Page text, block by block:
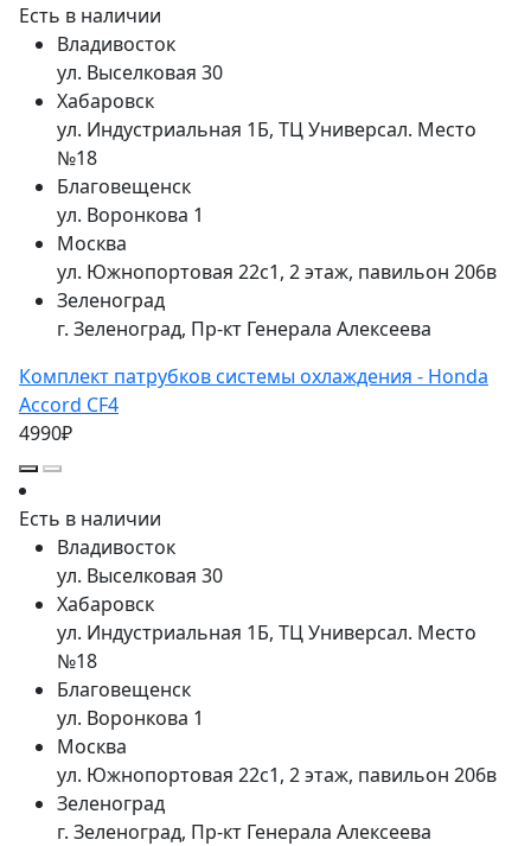
Есть в наличии
Владивосток
ул. Выселковая 30
Хабаровск
ул. Индустриальная 1Б, ТЦ Универсал. Место
№18
Благовещенск
ул. Воронкова 1
Москва
ул. Южнопортовая 22с1, 2 этаж, павильон 206в
Зеленоград
г. Зеленоград, Пр-кт Генерала Алексеева
Комплект патрубков системы охлаждения - Honda
Accord CF4
4990₽
Есть в наличии
Владивосток
ул. Выселковая 30
Хабаровск
ул. Индустриальная 1Б, ТЦ Универсал. Место
№18
Благовещенск
ул. Воронкова 1
Москва
ул. Южнопортовая 22с1, 2 этаж, павильон 206в
Зеленоград
г. Зеленоград, Пр-кт Генерала Алексеева